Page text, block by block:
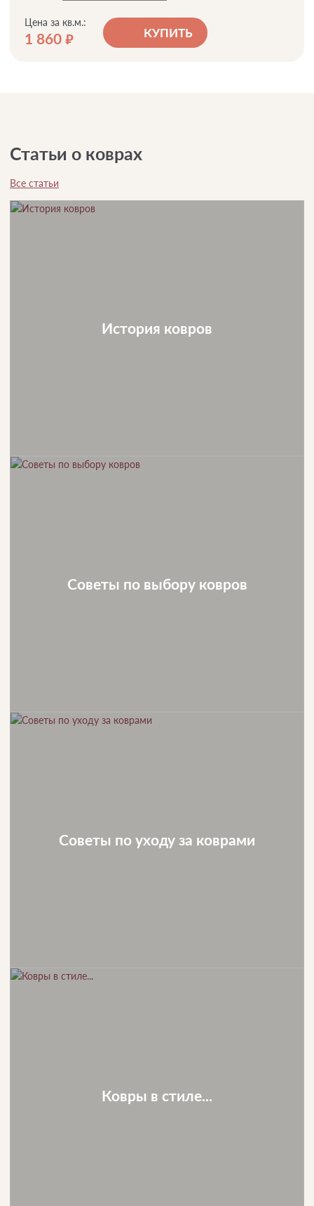
Цена за кв.м.:
1 860 руб. КУПИТЬ
Статьи о коврах
Все статьи
История ковров
Советы по выбору ковров
Советы по уходу за коврами
Ковры в стиле...